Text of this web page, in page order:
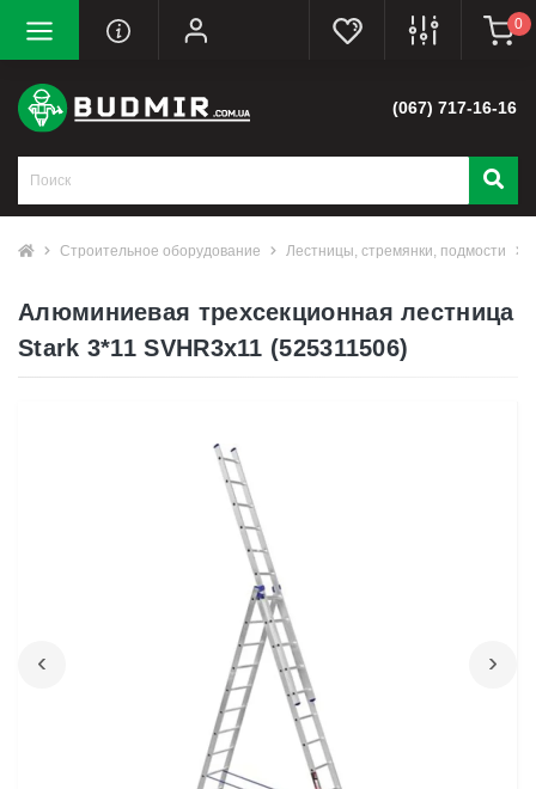
0
(067) 717-16-16
Строительное оборудование Лестницы, стремянки, подмости
Алюминиевая трехсекционная лестница
Stark 3*11 SVHR3x11 (525311506)
‹ ›